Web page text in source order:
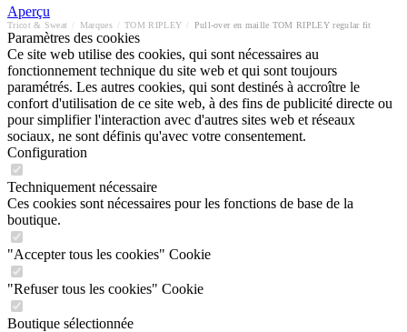
Aperçu
Tricot & Sweat Marques TOM RIPLEY Pull-over en maille TOM RIPLEY regular fit
Paramètres des cookies
Ce site web utilise des cookies, qui sont nécessaires au
fonctionnement technique du site web et qui sont toujours
paramétrés. Les autres cookies, qui sont destinés à accroître le
confort d'utilisation de ce site web, à des fins de publicité directe ou
pour simplifier l'interaction avec d'autres sites web et réseaux
sociaux, ne sont définis qu'avec votre consentement.
Configuration
Techniquement nécessaire
Ces cookies sont nécessaires pour les fonctions de base de la
boutique.
"Accepter tous les cookies" Cookie
"Refuser tous les cookies" Cookie
Boutique sélectionnée